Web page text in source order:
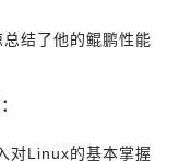
结了他的鲲鹏性能
对Linux的基本掌握